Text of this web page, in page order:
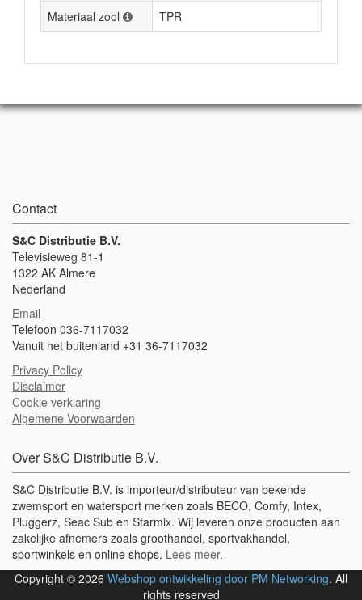
Materiaal zool
TPR
Contact
S&C Distributie B.V.
Televisieweg 81-1
1322 AK Almere
Nederland
Email
Telefoon 036-7117032
Vanuit het buitenland +31 36-7117032
Privacy Policy
Disclaimer
Cookie verklaring
Algemene Voorwaarden
Over S&C Distributie B.V.
S&C Distributie B.V. is importeur/distributeur van bekende
zwemsport en watersport merken zoals BECO, Comfy, Intex,
Pluggerz, Seac Sub en Starmix. Wij leveren onze producten aan
zakelijke afnemers zoals groothandel, sportvakhandel,
sportwinkels en online shops. Lees meer.
Copyright © 2026 Webshop ontwikkeling door PM Networking. All
rights reserved